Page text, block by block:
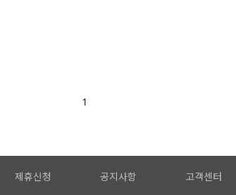
1
제휴신청 공지사항 고객센터